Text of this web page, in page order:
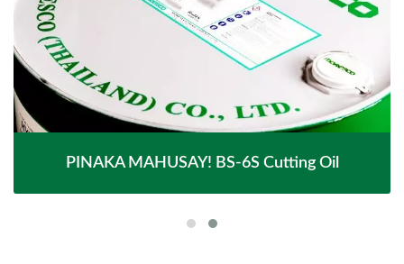
PINAKA MAHUSAY! BS-6S Cutting Oil